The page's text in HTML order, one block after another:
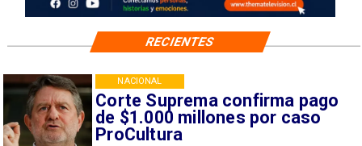
Corte Suprema confirma pago
de $1.000 millones por caso
ProCultura
NACIONAL
RECIENTES